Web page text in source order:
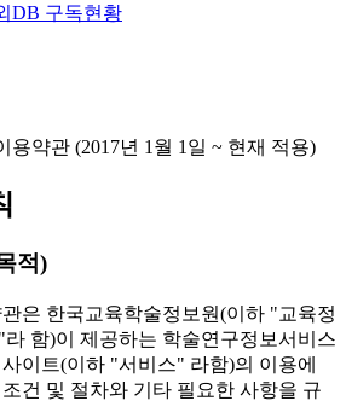
DB 구독현황
용약관 (2017년 1월 1일 ~ 현재 적용)
적)
은 한국교육학술정보원(이하 "교육정
라 함)이 제공하는 학술연구정보서비스
이트(이하 "서비스" 라함)의 이용에
건 및 절차와 기타 필요한 사항을 규